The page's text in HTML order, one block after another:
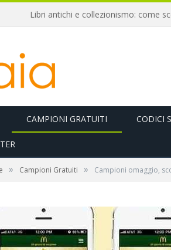
CAMPIONI GRATUITI CODICI
» Campioni Gratuiti » Campioni omaggio,